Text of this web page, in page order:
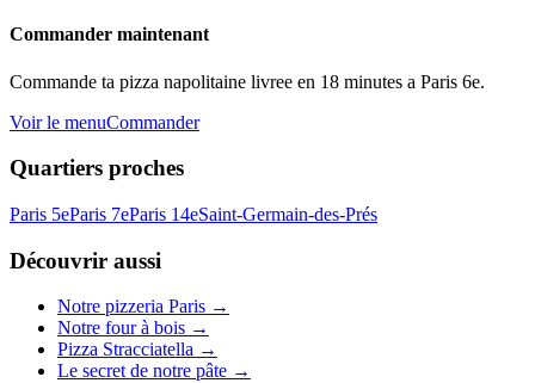
Commander maintenant
Commande ta pizza napolitaine livree en 18 minutes a Paris 6e.
Voir le menuCommander
Quartiers proches
Paris 5eParis 7eParis 14eSaint-Germain-des-Prés
Découvrir aussi
Notre pizzeria Paris →
Notre four à bois →
Pizza Stracciatella →
Le secret de notre pâte →